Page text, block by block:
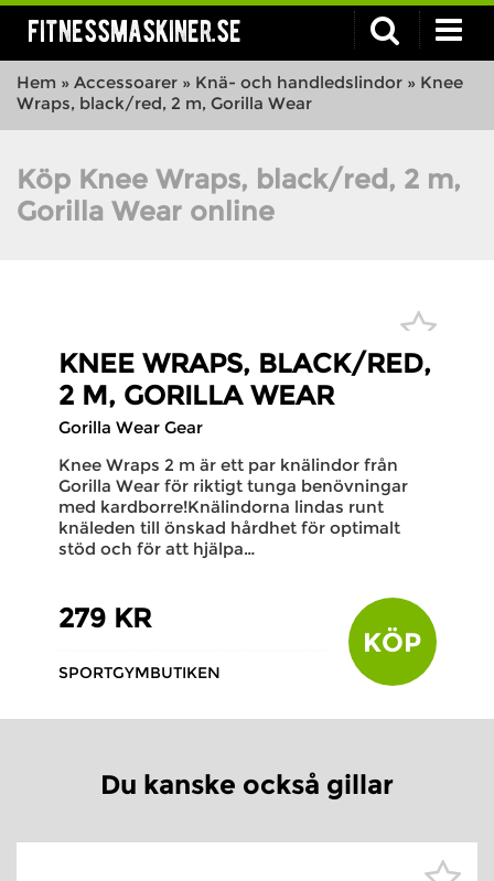
fitnessmaskiner.se
Hem » Accessoarer » Knä- och handledslindor » Knee
Wraps, black/red, 2 m, Gorilla Wear
Köp Knee Wraps, black/red, 2 m,
Gorilla Wear online
KNEE WRAPS, BLACK/RED,
2 M, GORILLA WEAR
Gorilla Wear Gear
Knee Wraps 2 m är ett par knälindor från
Gorilla Wear för riktigt tunga benövningar
med kardborre!Knälindorna lindas runt
knäleden till önskad hårdhet för optimalt
stöd och för att hjälpa…
279 KR
SPORTGYMBUTIKEN
KÖP
Du kanske också gillar